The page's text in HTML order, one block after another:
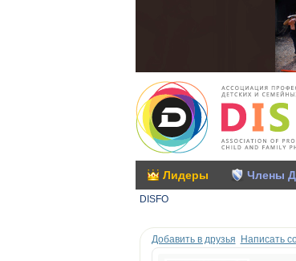
Лидеры Члены
DISFO
Добавить в друзья Написать